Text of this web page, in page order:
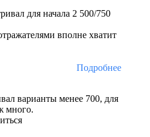
для начала 2 500/750
вполне хватит
Подробнее
варианты менее 700, для
много.